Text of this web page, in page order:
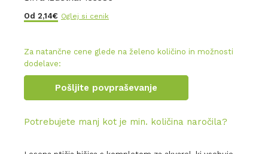
Od 2,14€ Oglej si cenik
Za natančne cene glede na želeno količino in možnosti
dodelave:
Pošljite povpraševanje
Potrebujete manj kot je min. količina naročila?